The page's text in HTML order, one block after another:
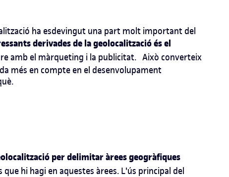
ha esdevingut una part molt important del
derivades de la geolocalització és el
amb el màrqueting i la publicitat. Això converteix
més en compte en el desenvolupament
per delimitar àrees geogràfiques
hi hagi en aquestes àrees. L'ús principal del